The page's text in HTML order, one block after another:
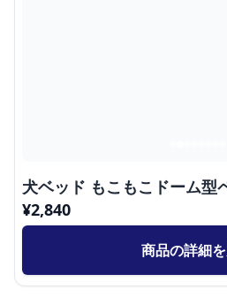
犬ベッド もこもこドーム型
¥2,840
商品の詳細